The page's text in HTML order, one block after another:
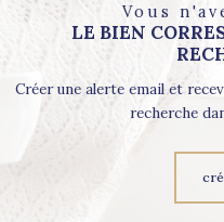
Vous
LE BIEN
Créer une alerte email et
recherche